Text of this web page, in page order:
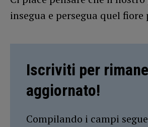
insegua e persegua quel
Iscriviti per
aggiornato!
Compilando i campi